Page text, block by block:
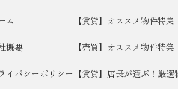
ム
概要
イバシーポリシー
【賃貸】オススメ物件特集
【売買】オススメ物件特集
【賃貸】店長が選ぶ！厳選